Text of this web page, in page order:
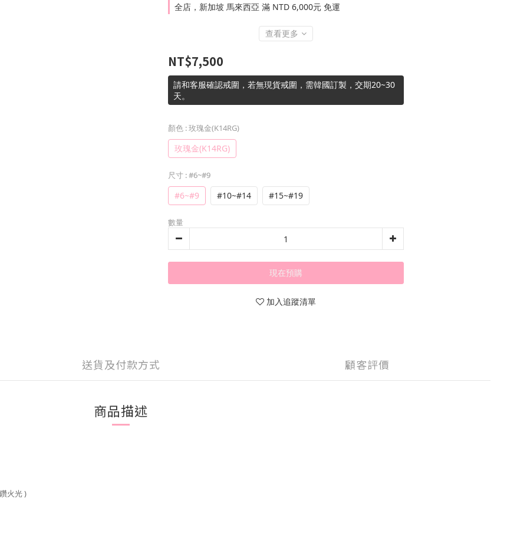
全店，新加坡 馬來西亞 滿 NTD 6,000元 免運
查看更多
NT$7,500
請和客服確認戒圍，若無現貨戒圍，需韓國訂製，交期20~30
天。
顏色 : 玫瑰金(K14RG)
玫瑰金(K14RG)
尺寸 : #6~#9
#6~#9 #10~#14 #15~#19
數量
現在預購
加入追蹤清單
送貨及付款方式 顧客評價
商品描述
火光 )